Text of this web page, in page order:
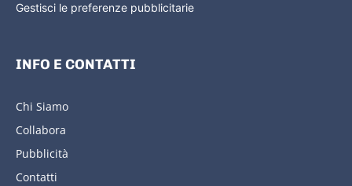
Gestisci le preferenze pubblicitarie
INFO E CONTATTI
Chi Siamo
Collabora
Pubblicità
Contatti